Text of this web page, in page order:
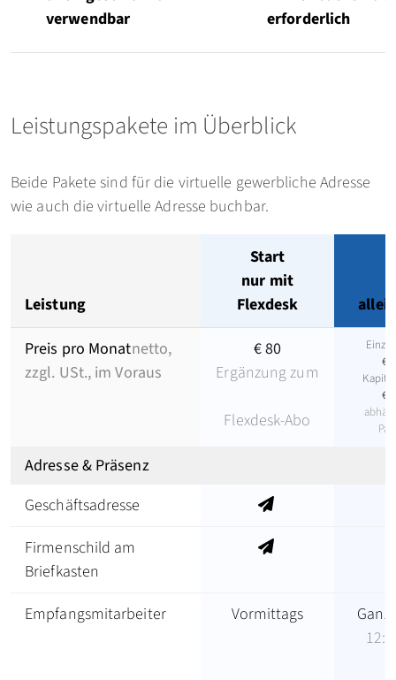
verwendbar
erforderlich
Leistungspakete im Überblick
Beide Pakete sind für die virtuelle gewerbliche Adresse
wie auch die virtuelle Adresse buchbar.
Leistung
Start
nur mit
Flexdesk
Preis pro Monatnetto,
zzgl. USt., im Voraus
€ 80
Ergänzung zum
Flexdesk-Abo
€
€
Adresse & Präsenz
Geschäftsadresse
Firmenschild am
Briefkasten
Empfangsmitarbeiter
Vormittags